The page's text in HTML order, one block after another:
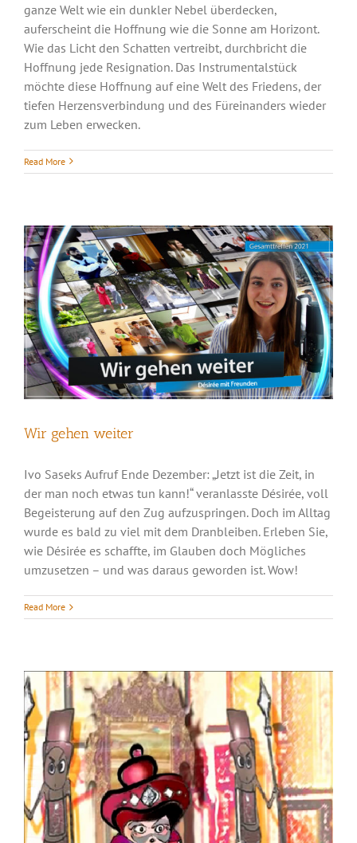
ganze Welt wie ein dunkler Nebel überdecken,
auferscheint die Hoffnung wie die Sonne am Horizont.
Wie das Licht den Schatten vertreibt, durchbricht die
Hoffnung jede Resignation. Das Instrumentalstück
möchte diese Hoffnung auf eine Welt des Friedens, der
tiefen Herzensverbindung und des Füreinanders wieder
zum Leben erwecken.
Read More
Wir gehen weiter
Ivo Saseks Aufruf Ende Dezember: „Jetzt ist die Zeit, in
der man noch etwas tun kann!“ veranlasste Désirée, voll
Begeisterung auf den Zug aufzuspringen. Doch im Alltag
wurde es bald zu viel mit dem Dranbleiben. Erleben Sie,
wie Désirée es schaffte, im Glauben doch Mögliches
umzusetzen – und was daraus geworden ist. Wow!
Read More
Das Schachbrett